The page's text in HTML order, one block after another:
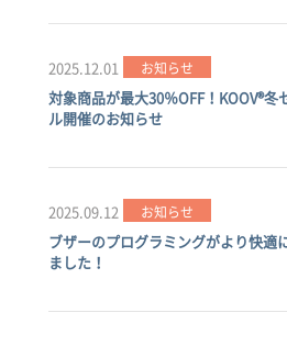
2025.12.01 お知らせ
対象商品が最大30％OFF！KOOV®冬
ル開催のお知らせ
2025.09.12 お知らせ
ブザーのプログラミングがより快適
ました！